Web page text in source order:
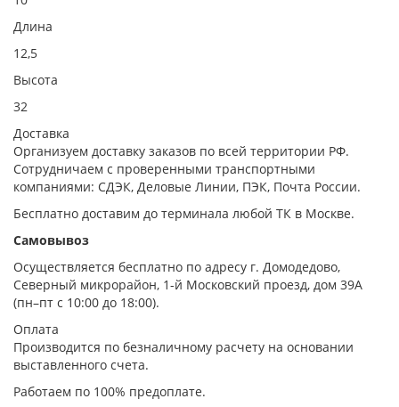
Длина
12,5
Высота
32
Доставка
Организуем доставку заказов по всей территории РФ.
Сотрудничаем с проверенными транспортными
компаниями: СДЭК, Деловые Линии, ПЭК, Почта России.
Бесплатно доставим до терминала любой ТК в Москве.
Самовывоз
Осуществляется бесплатно по адресу г. Домодедово,
Северный микрорайон, 1-й Московский проезд, дом 39А
(пн–пт с 10:00 до 18:00).
Оплата
Производится по безналичному расчету на основании
выставленного счета.
Работаем по 100% предоплате.